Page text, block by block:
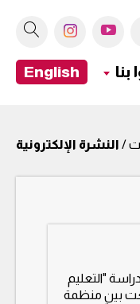
بنا English
/ النشرة الإلكترونية
"التعليم
التي وقّعت بين منظمة